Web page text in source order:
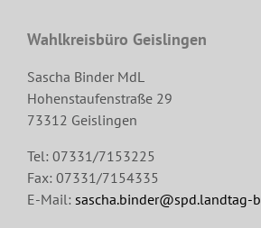
Wahlkreisbüro Geislingen
Sascha Binder MdL
Hohenstaufenstraße 29
73312 Geislingen
Tel: 07331/7153225
Fax: 07331/7154335
E-Mail: sascha.binder@spd.landtag-